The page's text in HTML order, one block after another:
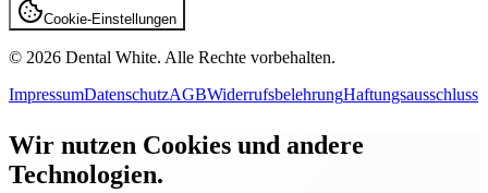
Cookie-Einstellungen
© 2026 Dental White. Alle Rechte vorbehalten.
ImpressumDatenschutzAGBWiderrufsbelehrungHaftungsausschluss
Wir nutzen Cookies und andere
Technologien.